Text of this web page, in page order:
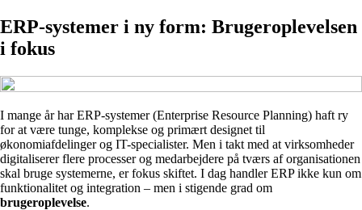
ERP-systemer i ny form: Brugeroplevelsen
i fokus
I mange år har ERP-systemer (Enterprise Resource Planning) haft ry
for at være tunge, komplekse og primært designet til
økonomiafdelinger og IT-specialister. Men i takt med at virksomheder
digitaliserer flere processer og medarbejdere på tværs af organisationen
skal bruge systemerne, er fokus skiftet. I dag handler ERP ikke kun om
funktionalitet og integration – men i stigende grad om
brugeroplevelse.